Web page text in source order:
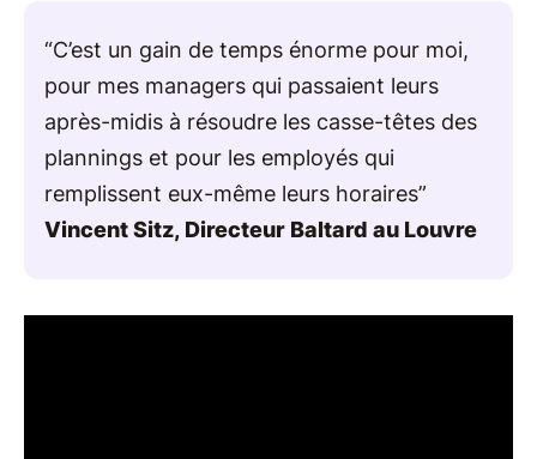
“C’est un gain de temps énorme pour moi,
pour mes managers qui passaient leurs
après-midis à résoudre les casse-têtes des
plannings et pour les employés qui
remplissent eux-même leurs horaires”
Vincent Sitz, Directeur Baltard au Louvre